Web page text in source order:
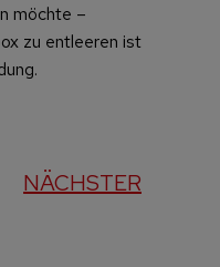
möchte –
zu entleeren ist
NÄCHSTER